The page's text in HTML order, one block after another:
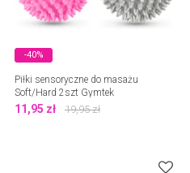
-40%
Piłki sensoryczne do masażu
Soft/Hard 2szt Gymtek
11,95 zł 19,95zł